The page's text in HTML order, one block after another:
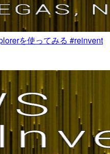
を使ってみる #reinvent